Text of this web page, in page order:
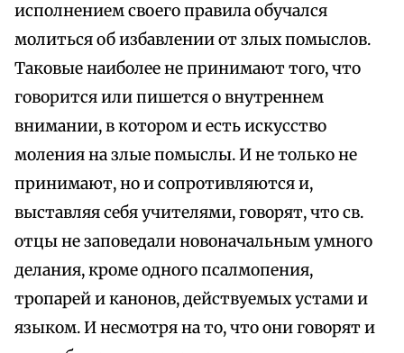
исполнением своего правила обучался
молиться об избавлении от злых помыслов.
Таковые наиболее не принимают того, что
говорится или пишется о внутреннем
внимании, в котором и есть искусство
моления на злые помыслы. И не только не
принимают, но и сопротивляются и,
выставляя себя учителями, говорят, что св.
отцы не заповедали новоначальным умного
делания, кроме одного псалмопения,
тропарей и канонов, действуемых устами и
языком. И несмотря на то, что они говорят и